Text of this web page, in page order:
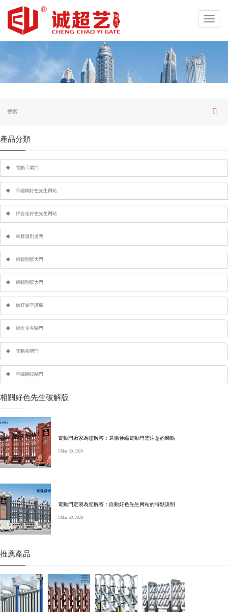
產品分類
電動工業門
不鏽鋼好色先生网站
鋁合金好色先生网站
車牌識別道閘
鋁藝別墅大門
鋼藝別墅大門
旗杆崗亭護欄
鋁合金卷閘門
電動卷閘門
不鏽鋼拉閘門
相關好色先生破解版
電動門廠家為您解答：選購伸縮電動門需注意的幾點
Mar 30, 2020
電動門定製為您解答：自動好色先生网站的特點說明
Mar 30, 2020
推薦產品